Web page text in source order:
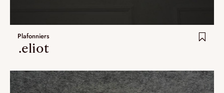
Plafonniers
.eliot